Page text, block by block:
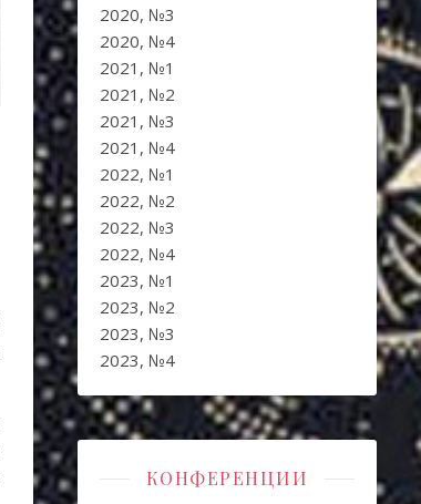
2020, №3
2020, №4
2021, №1
2021, №2
2021, №3
2021, №4
2022, №1
2022, №2
2022, №3
2022, №4
2023, №1
2023, №2
2023, №3
2023, №4
КОНФЕРЕНЦИИ